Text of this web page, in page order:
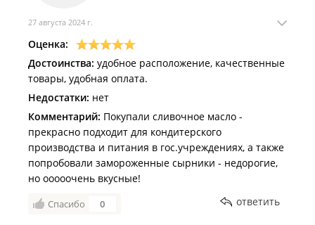
27 августа 2024 г.
Оценка:
Достоинства: удобное расположение, качественные
товары, удобная оплата.
Недостатки: нет
Комментарий: Покупали сливочное масло -
прекрасно подходит для кондитерского
производства и питания в гос.учреждениях, а также
попробовали замороженные сырники - недорогие,
но ооооочень вкусные!
Спасибо 0 ответить